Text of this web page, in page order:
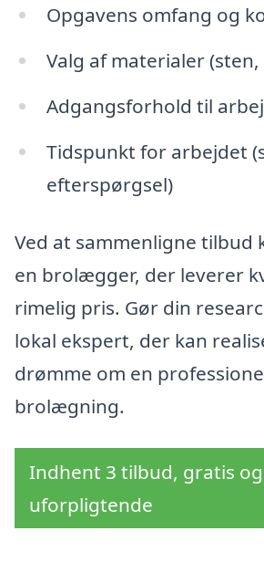
Opgavens omfang og
Valg af materialer
Adgangsforhold til
Tidspunkt for arbejdet
efterspørgsel)
Ved at sammenligne tilbud
en brolægger, der leverer
rimelig pris. Gør din
lokal ekspert, der kan
drømme om en
brolægning.
Indhent 3 tilbud, gratis og
uforpligtende